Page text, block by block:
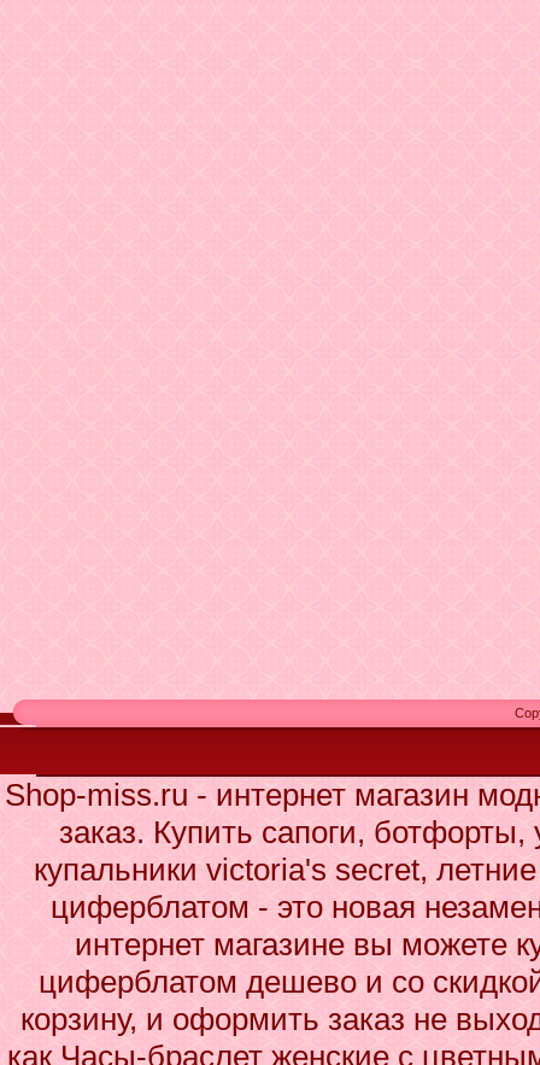
Shop-miss.ru - интернет магазин
заказ. Купить сапоги,
купальники victoria's secret,
циферблатом - это новая
интернет магазине вы можете
циферблатом дешево и со
корзину, и оформить заказ не
как Часы-браслет женские с